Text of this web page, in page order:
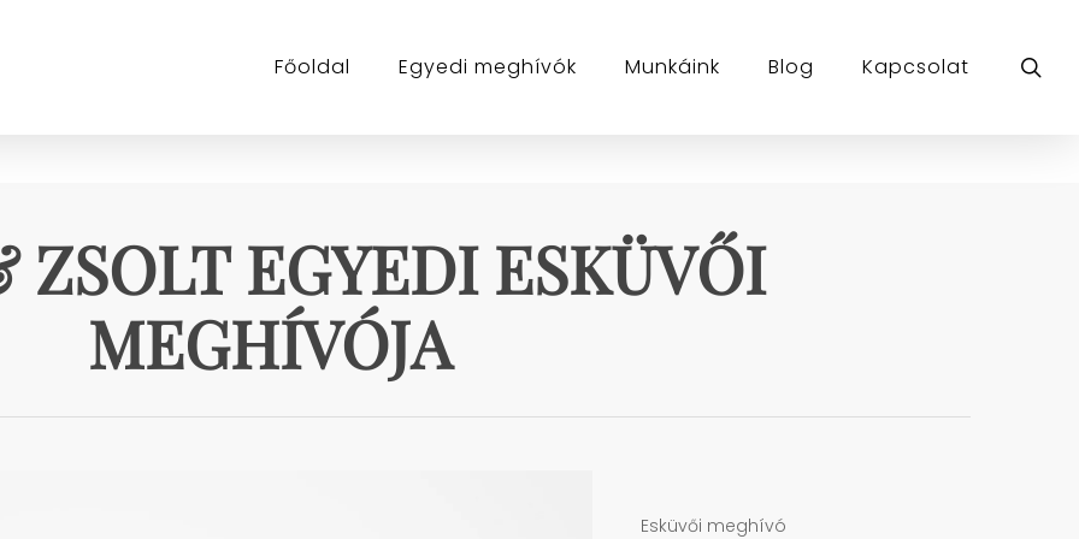
Főoldal Egyedi meghívók Munkáink Blog Kapcsolat
ZSOLT EGYEDI ESKÜVŐI
MEGHÍVÓJA
Esküvői meghívó